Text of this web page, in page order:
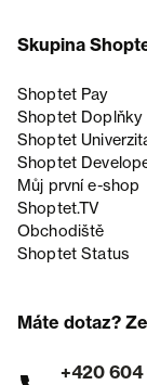
Skupina
Shoptet Pay
Shoptet Doplňky
Shoptet
Shoptet
Můj první e-shop
Shoptet.TV
Obchodiště
Shoptet Status
Máte dotaz?
+420